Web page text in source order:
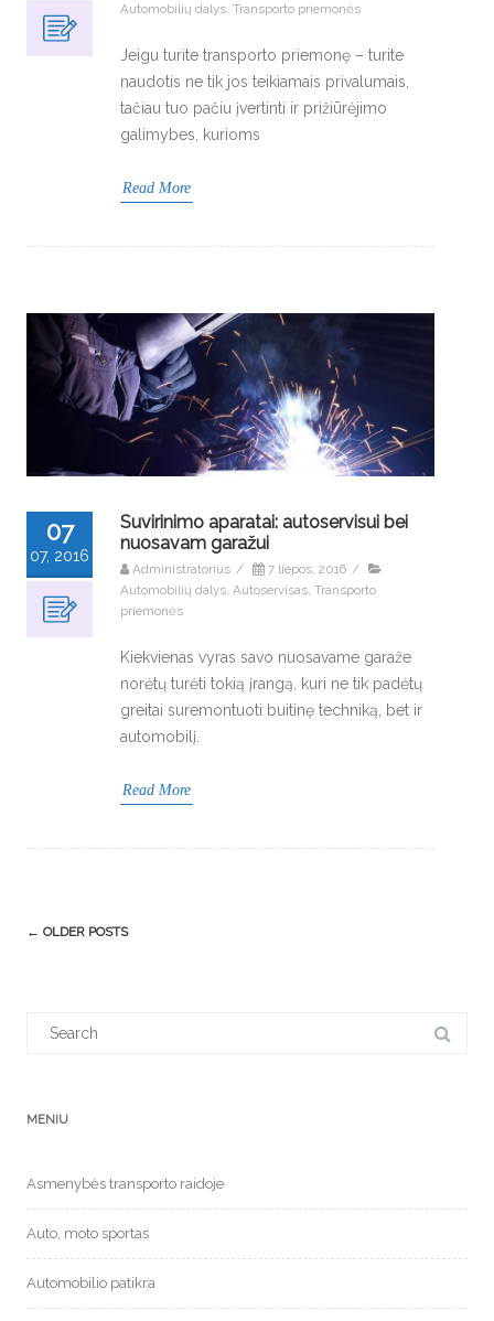
Automobilių dalys, Transporto priemonės
Jeigu turite transporto priemonę – turite
naudotis ne tik jos teikiamais privalumais,
tačiau tuo pačiu įvertinti ir prižiūrėjimo
galimybes, kurioms
Read More
07
07, 2016
Suvirinimo aparatai: autoservisui bei
nuosavam garažui
Administratorius / 7 liepos, 2016 /
Automobilių dalys, Autoservisas, Transporto
priemonės
Kiekvienas vyras savo nuosavame garaže
norėtų turėti tokią įrangą, kuri ne tik padėtų
greitai suremontuoti buitinę techniką, bet ir
automobilį.
Read More
Post
← OLDER POSTS
MENIU
Asmenybės transporto raidoje
Auto, moto sportas
Automobilio patikra